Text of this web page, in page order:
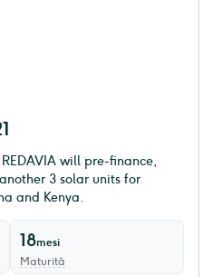
will pre-finance,
3 solar units for
and Kenya.
18mesi
Maturità